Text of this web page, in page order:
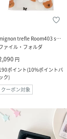
mignon trefle Room403 selected
ァイル・フォルダ
円
ポイント(10%ポイントバ
ック)
クーポン対象